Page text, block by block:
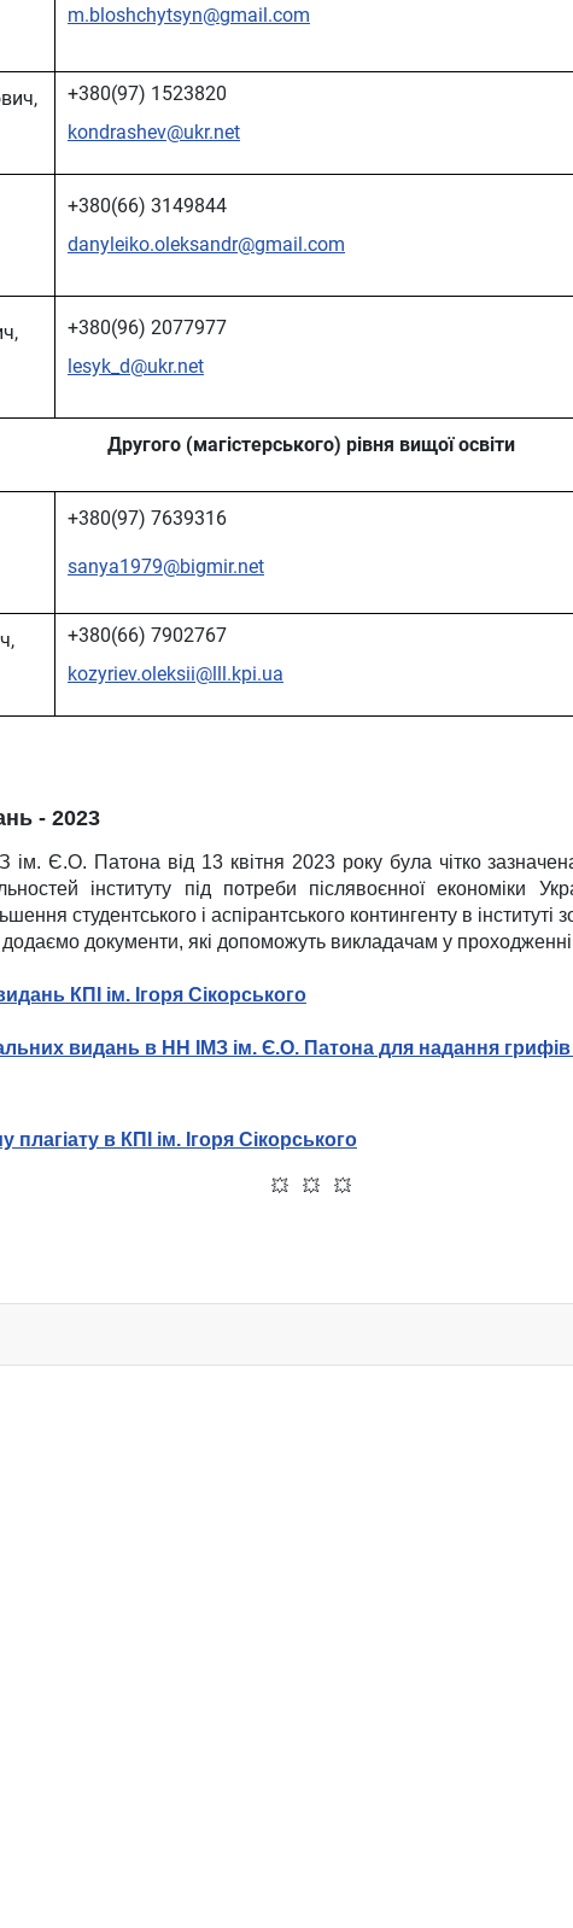
m.bloshchytsyn@gmail.com
+380(97) 1523820
kondrashev@ukr.net
+380(66) 3149844
danyleiko.oleksandr@gmail.com
+380(96) 2077977
lesyk_d@ukr.net
Другого (магістерського) рівня вищої освіти
+380(97) 7639316
sanya1979@bigmir.net
+380(66) 7902767
kozyriev.oleksii@lll.kpi.ua
- 2023
Є.О. Патона від 13 квітня 2023 року була чітко
інституту під потреби післявоєнної економіки
студентського і аспірантського контингенту в інституті
документи, які допоможуть викладачам у
КПІ ім. Ігоря Сікорського
видань в НН ІМЗ ім. Є.О. Патона для надання грифів
в КПІ ім. Ігоря Сікорського
💥 💥 💥